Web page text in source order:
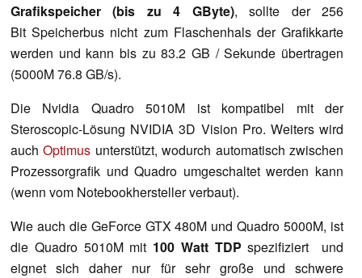
Grafikspeicher (bis zu 4 GByte), sollte der 256
Bit Speicherbus nicht zum Flaschenhals der Grafikkarte
werden und kann bis zu 83.2 GB / Sekunde übertragen
(5000M 76.8 GB/s).
Die Nvidia Quadro 5010M ist kompatibel mit der
Steroscopic-Lösung NVIDIA 3D Vision Pro. Weiters wird
auchOptimus unterstützt, wodurch automatisch zwischen
Prozessorgrafik und Quadro umgeschaltet werden kann
(wenn vom Notebookhersteller verbaut).
Wie auch die GeForce GTX 480M und Quadro 5000M, ist
die Quadro 5010M mit 100 Watt TDP spezifiziert und
eignet sich daher nur für sehr große und schwere